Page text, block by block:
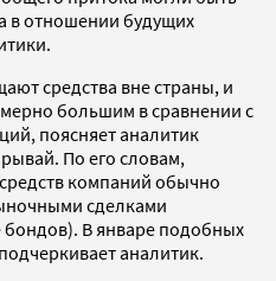
в отношении будущих
средства вне страны, и
большим в сравнении с
поясняет аналитик
По его словам,
компаний обычно
сделками
В январе подобных
аналитик.